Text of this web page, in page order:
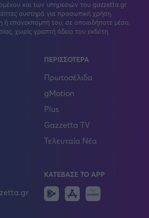
και των υπηρεσιών του gazzetta.gr
αυστηρά για προσωπική χρήση.
ή επανεκπομπή του, σε οποιοδήποτε μέσο,
χωρίς γραπτή άδεια του εκδότη.
ΠΕΡΙΣΣΟΤΕΡΑ
Πρωτοσέλιδα
gMotion
Plus
Gazzetta TV
Τελευταία Νέα
ΚΑΤΕΒΑΣΕ ΤΟ APP
Android
IOS